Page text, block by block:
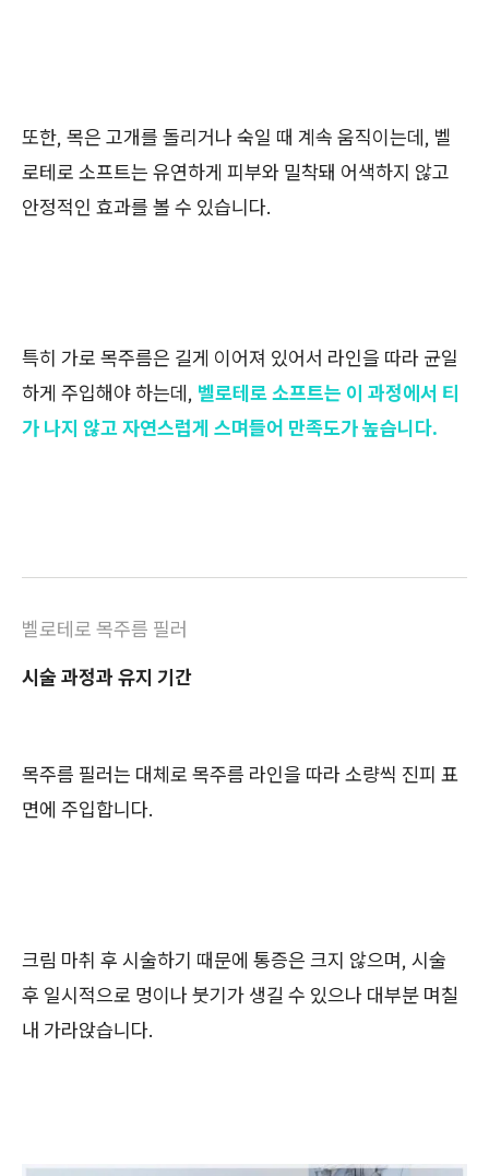
또한, 목은 고개를 돌리거나 숙일 때 계속 움직이는데, 벨
로테로 소프트는 유연하게 피부와 밀착돼 어색하지 않고
안정적인 효과를 볼 수 있습니다.
특히 가로 목주름은 길게 이어져 있어서 라인을 따라 균일
하게 주입해야 하는데, 벨로테로 소프트는 이 과정에서 티
가 나지 않고 자연스럽게 스며들어 만족도가 높습니다.
벨로테로 목주름 필러
시술 과정과 유지 기간
목주름 필러는 대체로 목주름 라인을 따라 소량씩 진피 표
면에 주입합니다.
크림 마취 후 시술하기 때문에 통증은 크지 않으며, 시술
후 일시적으로 멍이나 붓기가 생길 수 있으나 대부분 며칠
내 가라앉습니다.